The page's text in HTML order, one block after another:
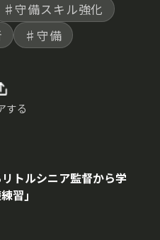
♯守備スキル強化
♯守備
する
トルシニア監督から学
習｣